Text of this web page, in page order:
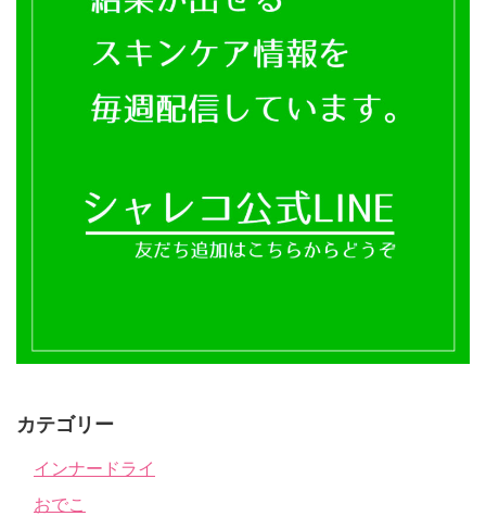
カテゴリー
インナードライ
おでこ